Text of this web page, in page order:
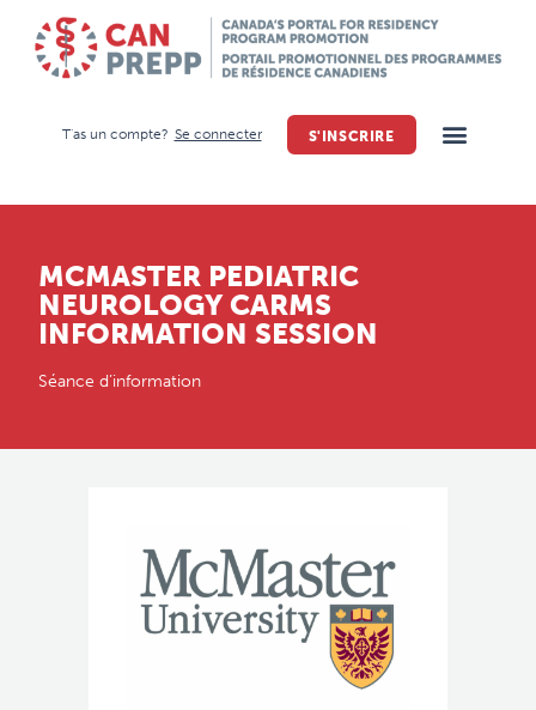
T'as un compte? Se connecter S'INSCRIRE
MCMASTER PEDIATRIC
NEUROLOGY CARMS
INFORMATION SESSION
Séance d’information